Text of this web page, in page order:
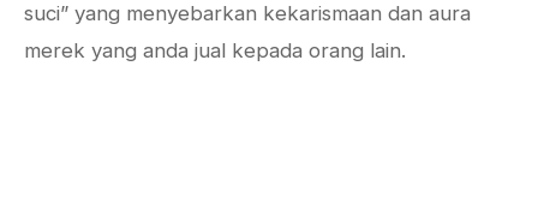
suci” yang menyebarkan kekarismaan dan aura
merek yang anda jual kepada orang lain.